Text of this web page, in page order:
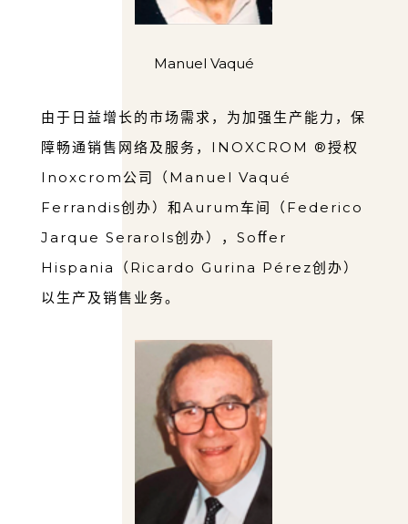
Manuel Vaqué
由于⽇益增⻓的市场需求，为加强⽣产能⼒，保
障畅通销售⽹络及服务，INOXCROM ®授权
Inoxcrom公司（Manuel Vaqué
Ferrandis创办）和Aurum⻋间（Federico
Jarque Serarols创办），Soﬀer
Hispania（Ricardo Gurina Pérez创办）
以⽣产及销售业务。